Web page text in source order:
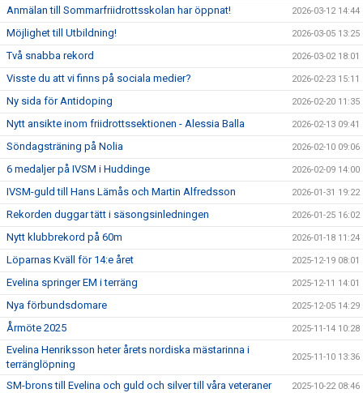
Anmälan till Sommarfriidrottsskolan har öppnat! 2026-03-12 14:44
Möjlighet till Utbildning! 2026-03-05 13:25
Två snabba rekord 2026-03-02 18:01
Visste du att vi finns på sociala medier? 2026-02-23 15:11
Ny sida för Antidoping 2026-02-20 11:35
Nytt ansikte inom friidrottssektionen - Alessia Balla 2026-02-13 09:41
Söndagsträning på Nolia 2026-02-10 09:06
6 medaljer på IVSM i Huddinge 2026-02-09 14:00
IVSM-guld till Hans Lämås och Martin Alfredsson 2026-01-31 19:22
Rekorden duggar tätt i säsongsinledningen 2026-01-25 16:02
Nytt klubbrekord på 60m 2026-01-18 11:24
Löparnas Kväll för 14:e året 2025-12-19 08:01
Evelina springer EM i terräng 2025-12-11 14:01
Nya förbundsdomare 2025-12-05 14:29
Årmöte 2025 2025-11-14 10:28
Evelina Henriksson heter årets nordiska mästarinna i
terränglöpning
2025-11-10 13:36
SM-brons till Evelina och guld och silver till våra veteraner 2025-10-22 08:46